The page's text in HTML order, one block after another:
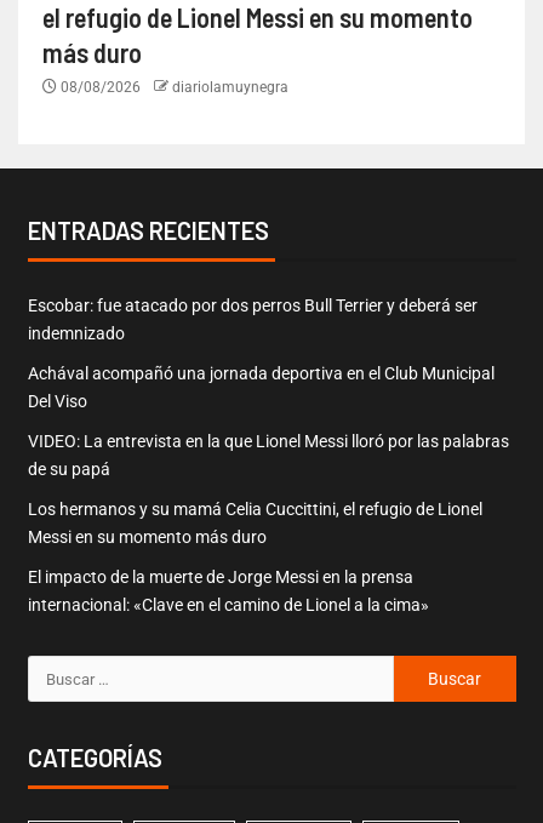
el refugio de Lionel Messi en su momento
más duro
08/08/2026 diariolamuynegra
ENTRADAS RECIENTES
Escobar: fue atacado por dos perros Bull Terrier y deberá ser
indemnizado
Achával acompañó una jornada deportiva en el Club Municipal
Del Viso
VIDEO: La entrevista en la que Lionel Messi lloró por las palabras
de su papá
Los hermanos y su mamá Celia Cuccittini, el refugio de Lionel
Messi en su momento más duro
El impacto de la muerte de Jorge Messi en la prensa
internacional: «Clave en el camino de Lionel a la cima»
CATEGORÍAS